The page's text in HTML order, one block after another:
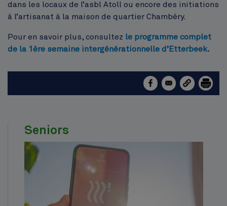
dans les locaux de l’asbl Atoll ou encore des initiations
à l’artisanat à la maison de quartier Chambéry.
Pour en savoir plus, consultez le programme complet
de la 1ère semaine intergénérationnelle d’Etterbeek.
Seniors